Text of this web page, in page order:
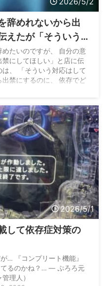
辞めれないから出
えたが「そういう
と断られたんだが…
たいのですが、 自分の意
にしてほしい」と店に伝
、 「そういう対応はして
禁にするのに、 依存でど
2026/5/1
して依存症対策の
… 『コンプリート機能』
るのかね？… — ぷろろ元
理人）